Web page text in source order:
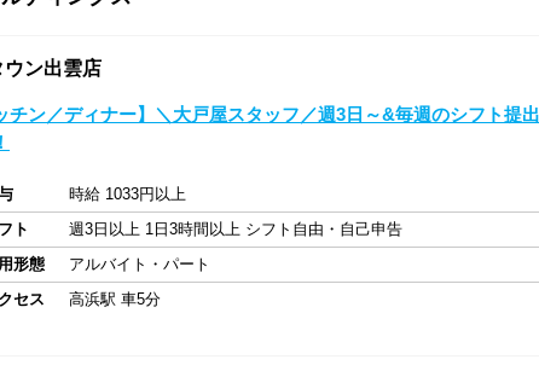
ウン出雲店
チン／ディナー】＼大戸屋スタッフ／週3日～&毎週のシフト提
時給 1033円以上
ト
週3日以上 1日3時間以上 シフト自由・自己申告
形態
アルバイト・パート
セス
高浜駅 車5分